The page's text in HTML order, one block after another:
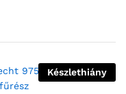
Készlethiány